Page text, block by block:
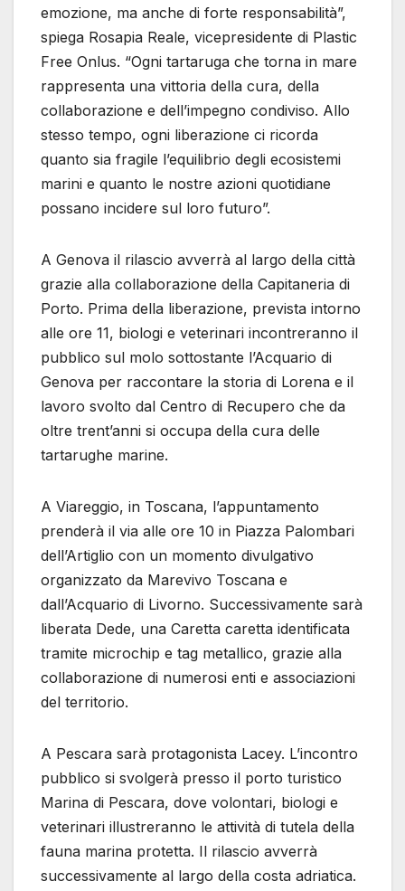
emozione, ma anche di forte responsabilità”,
spiega Rosapia Reale, vicepresidente di Plastic
Free Onlus. “Ogni tartaruga che torna in mare
rappresenta una vittoria della cura, della
collaborazione e dell’impegno condiviso. Allo
stesso tempo, ogni liberazione ci ricorda
quanto sia fragile l’equilibrio degli ecosistemi
marini e quanto le nostre azioni quotidiane
possano incidere sul loro futuro”.
A Genova il rilascio avverrà al largo della città
grazie alla collaborazione della Capitaneria di
Porto. Prima della liberazione, prevista intorno
alle ore 11, biologi e veterinari incontreranno il
pubblico sul molo sottostante l’Acquario di
Genova per raccontare la storia di Lorena e il
lavoro svolto dal Centro di Recupero che da
oltre trent’anni si occupa della cura delle
tartarughe marine.
A Viareggio, in Toscana, l’appuntamento
prenderà il via alle ore 10 in Piazza Palombari
dell’Artiglio con un momento divulgativo
organizzato da Marevivo Toscana e
dall’Acquario di Livorno. Successivamente sarà
liberata Dede, una Caretta caretta identificata
tramite microchip e tag metallico, grazie alla
collaborazione di numerosi enti e associazioni
del territorio.
A Pescara sarà protagonista Lacey. L’incontro
pubblico si svolgerà presso il porto turistico
Marina di Pescara, dove volontari, biologi e
veterinari illustreranno le attività di tutela della
fauna marina protetta. Il rilascio avverrà
successivamente al largo della costa adriatica.